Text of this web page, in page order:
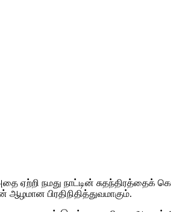
நமது நாட்டின் சுதந்திரத்தைக்
பிரதிநிதித்துவமாகும்.